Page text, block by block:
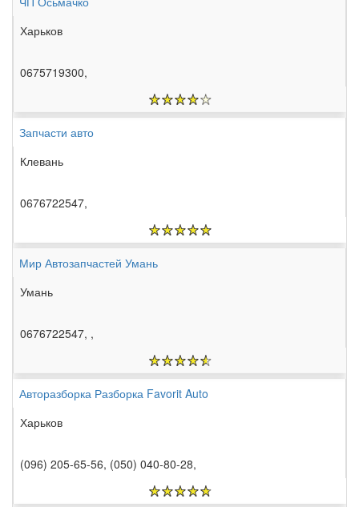
Харьков
0675719300,
Запчасти авто
Клевань
0676722547,
Мир Автозапчастей Умань
Умань
0676722547, ,
Авторазборка Разборка Favorit Auto
Харьков
(096) 205-65-56, (050) 040-80-28,